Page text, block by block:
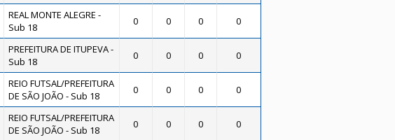
REAL MONTE ALEGRE -
Sub 18
0 0 0 0
PREFEITURA DE ITUPEVA -
Sub 18
0 0 0 0
REIO FUTSAL/PREFEITURA
DE SÃO JOÃO - Sub 18
0 0 0 0
REIO FUTSAL/PREFEITURA
DE SÃO JOÃO - Sub 18
0 0 0 0